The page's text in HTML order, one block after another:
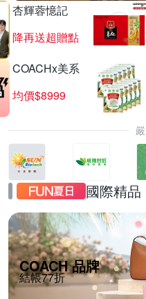
杏輝蓉憶記
降再送超贈點
COACHx美系
均價$8999
國際精品
COACH 品牌
結帳77折